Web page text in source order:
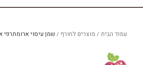
עמוד הבית מוצרים לחורף שמן עיסוי ארומתרפי